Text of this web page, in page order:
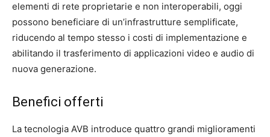
elementi di rete proprietarie e non interoperabili, oggi
possono beneficiare di un’infrastrutture semplificate,
riducendo al tempo stesso i costi di implementazione e
abilitando il trasferimento di applicazioni video e audio di
nuova generazione.
Benefici offerti
La tecnologia AVB introduce quattro grandi miglioramenti